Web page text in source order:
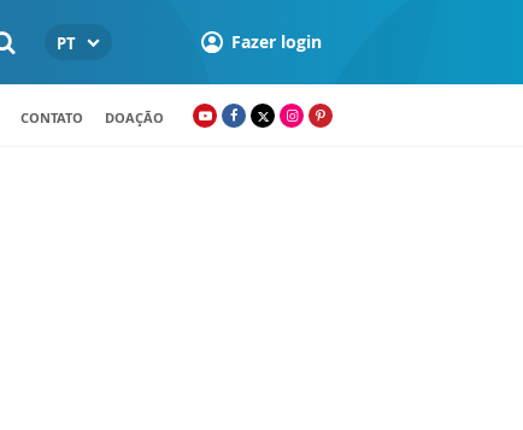
PT Fazer login
CONTATO DOAÇÃO